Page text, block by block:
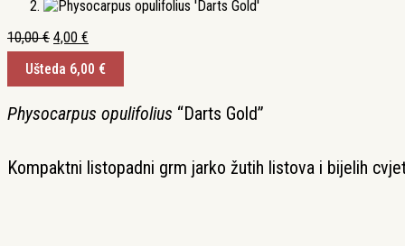
10,00€ Izvorna
cijena
bila
je:
4,00 €
cijena
je:
4,00 €.
Ušteda 6,00 €
Physocarpus opulifolius “Darts Gold”
Kompaktni listopadni grm jarko žutih listova i bijelih